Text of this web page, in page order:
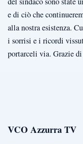
e di ciò che
alla nostra esistenza.
i sorrisi e i ricordi
portarceli via. Grazie
VCO Azzurra TV